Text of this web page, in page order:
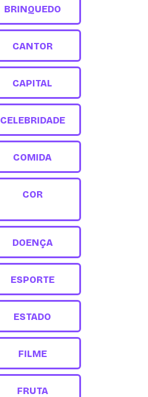
BRINQUEDO
CANTOR
CAPITAL
CELEBRIDADE
COMIDA
COR
DOENÇA
ESPORTE
ESTADO
FILME
FRUTA